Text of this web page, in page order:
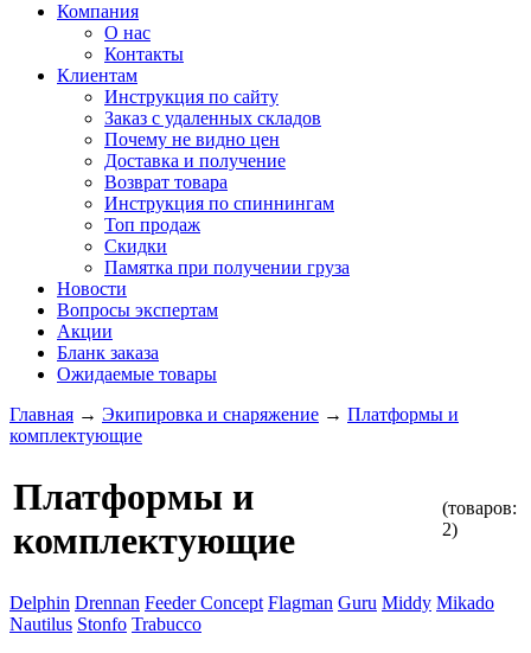
Компания
О нас
Контакты
Клиентам
Инструкция по сайту
Заказ с удаленных складов
Почему не видно цен
Доставка и получение
Возврат товара
Инструкция по спиннингам
Топ продаж
Скидки
Памятка при получении груза
Новости
Вопросы экспертам
Акции
Бланк заказа
Ожидаемые товары
Главная → Экипировка и снаряжение → Платформы и
комплектующие
Платформы и
комплектующие
(товаров:
2)
Delphin Drennan Feeder Concept Flagman Guru Middy Mikado
Nautilus Stonfo Trabucco